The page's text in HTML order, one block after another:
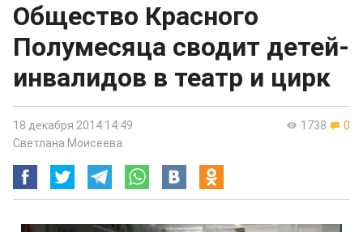
Общество Красного
Полумесяца сводит детей-
инвалидов в театр и цирк
1738 0
18 декабря 2014 14:49
Светлана Моисеева